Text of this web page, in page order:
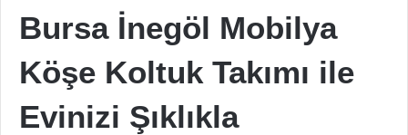
Bursa İnegöl Mobilya
Köşe Koltuk Takımı ile
Evinizi Şıklıkla